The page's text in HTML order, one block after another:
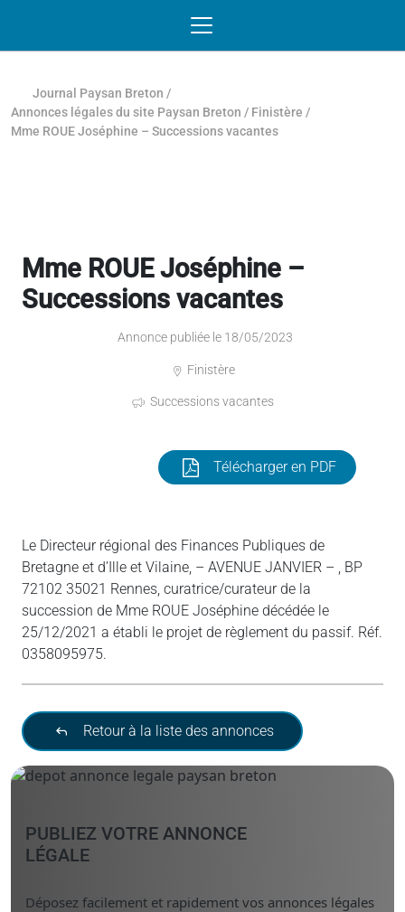
Journal Paysan Breton /
Annonces légales du site Paysan Breton / Finistère /
Mme ROUE Joséphine – Successions vacantes
Mme ROUE Joséphine –
Successions vacantes
Annonce publiée le 18/05/2023
Finistère
Successions vacantes
Télécharger en PDF
Le Directeur régional des Finances Publiques de
Bretagne et d’Ille et Vilaine, – AVENUE JANVIER – , BP
72102 35021 Rennes, curatrice/curateur de la
succession de Mme ROUE Joséphine décédée le
25/12/2021 a établi le projet de règlement du passif. Réf.
0358095975.
Retour à la liste des annonces
PUBLIEZ VOTRE ANNONCE
LÉGALE
Déposez facilement et rapidement vos annonces légales